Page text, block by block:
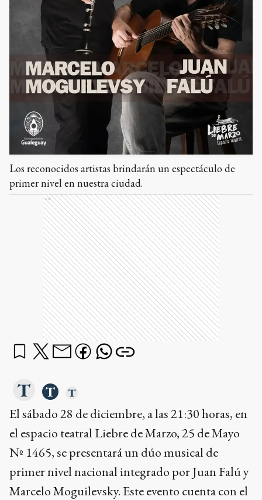
Los reconocidos artistas brindarán un espectáculo de
primer nivel en nuestra ciudad.
Ads
El sábado 28 de diciembre, a las 21:30 horas, en
el espacio teatral Liebre de Marzo, 25 de Mayo
Nº 1465, se presentará un dúo musical de
primer nivel nacional integrado por Juan Falú y
Marcelo Moguilevsky. Este evento cuenta con el